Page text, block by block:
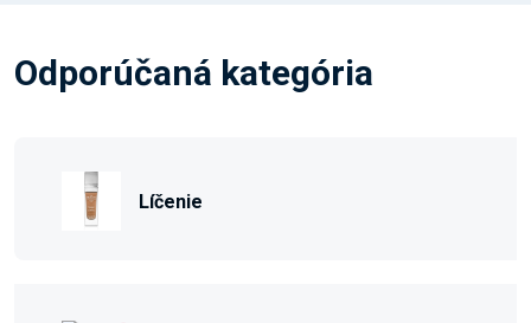
Odporúčaná kategória
Líčenie